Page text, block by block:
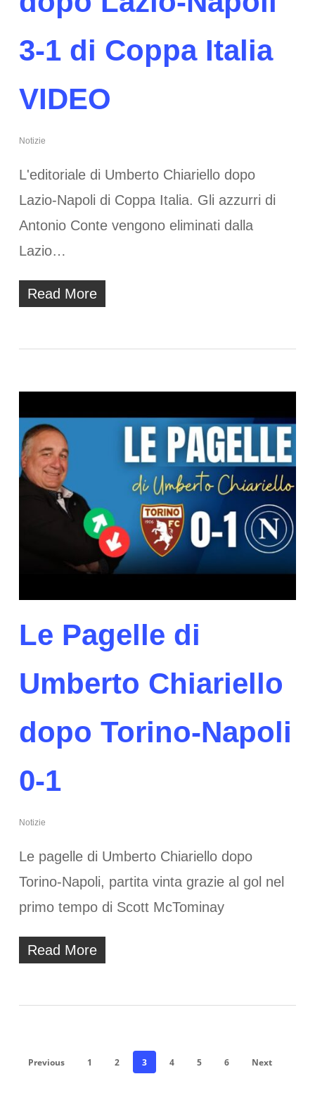
3-1 di Coppa Italia
VIDEO
Notizie
L'editoriale di Umberto Chiariello dopo
Lazio-Napoli di Coppa Italia. Gli azzurri di
Antonio Conte vengono eliminati dalla
Lazio…
Read More
Le Pagelle di
Umberto Chiariello
dopo Torino-Napoli
0-1
Notizie
Le pagelle di Umberto Chiariello dopo
Torino-Napoli, partita vinta grazie al gol nel
primo tempo di Scott McTominay
Read More
Previous 1 2 3 4 5 6 Next